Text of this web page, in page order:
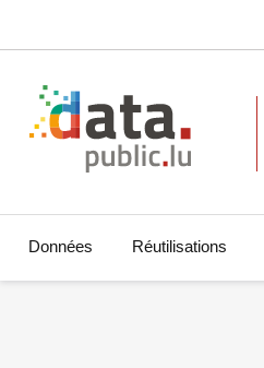
Données Réutilisations